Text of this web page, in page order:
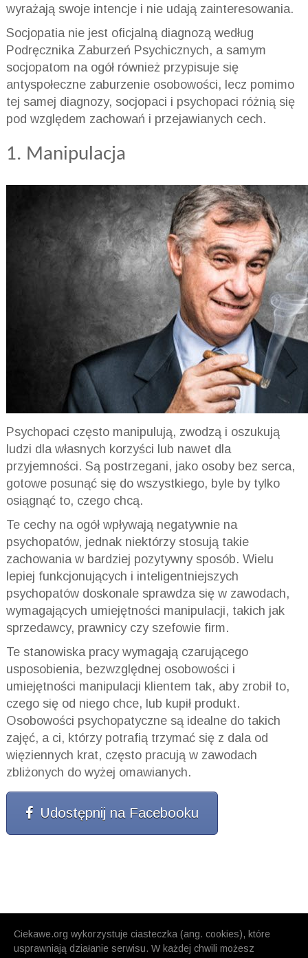
Ciekawe.org wykorzystuje ciasteczka (ang. cookies), które
usprawniają działanie serwisu. W każdej chwili możesz
wyrażają swoje intencje i nie udają zainteresowania.
Socjopatia nie jest oficjalną diagnozą według
Podręcznika Zaburzeń Psychicznych, a samym
socjopatom na ogół również przypisuje się
antyspołeczne zaburzenie osobowości, lecz pomimo
tej samej diagnozy, socjopaci i psychopaci różnią się
pod względem zachowań i przejawianych cech.
1. Manipulacja
Psychopaci często manipulują, zwodzą i oszukują
ludzi dla własnych korzyści lub nawet dla
przyjemności. Są postrzegani, jako osoby bez serca,
gotowe posunąć się do wszystkiego, byle by tylko
osiągnąć to, czego chcą.
Te cechy na ogół wpływają negatywnie na
psychopatów, jednak niektórzy stosują takie
zachowania w bardziej pozytywny sposób. Wielu
lepiej funkcjonujących i inteligentniejszych
psychopatów doskonale sprawdza się w zawodach,
wymagających umiejętności manipulacji, takich jak
sprzedawcy, prawnicy czy szefowie firm.
Te stanowiska pracy wymagają czarującego
usposobienia, bezwzględnej osobowości i
umiejętności manipulacji klientem tak, aby zrobił to,
czego się od niego chce, lub kupił produkt.
Osobowości psychopatyczne są idealne do takich
zajęć, a ci, którzy potrafią trzymać się z dala od
więziennych krat, często pracują w zawodach
zbliżonych do wyżej omawianych.
Udostępnij na Facebooku